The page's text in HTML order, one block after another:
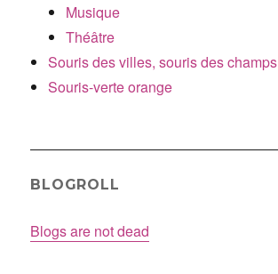
Musique
Théâtre
Souris des villes, souris des champs
Souris-verte orange
BLOGROLL
Blogs are not dead